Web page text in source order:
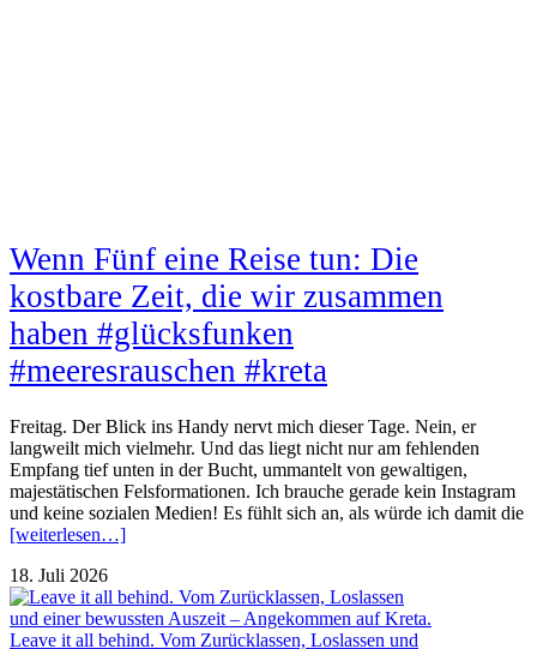
Wenn Fünf eine Reise tun: Die
kostbare Zeit, die wir zusammen
haben #glücksfunken
#meeresrauschen #kreta
Freitag. Der Blick ins Handy nervt mich dieser Tage. Nein, er
langweilt mich vielmehr. Und das liegt nicht nur am fehlenden
Empfang tief unten in der Bucht, ummantelt von gewaltigen,
majestätischen Felsformationen. Ich brauche gerade kein Instagram
und keine sozialen Medien! Es fühlt sich an, als würde ich damit die
[weiterlesen…]
18. Juli 2026
Leave it all behind. Vom Zurücklassen, Loslassen und